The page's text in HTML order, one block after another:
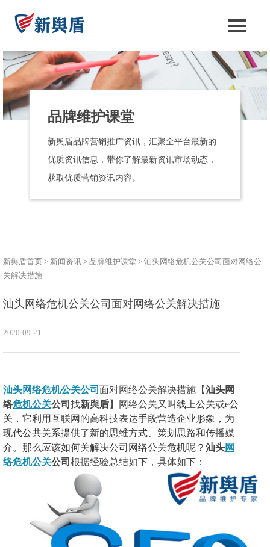
品牌维护课堂
新舆盾品牌营销推广资讯，汇聚全平台最新的
优质资讯信息，带你了解最新资讯市场动态，
获取优质营销资讯内容。
新舆盾首页 > 新闻资讯 > 品牌维护课堂 > 汕头网络危机公关公司面对网络公
关解决措施
汕头网络危机公关公司面对网络公关解决措施
2020-09-21
汕头网络危机公关公司 面对网络公关解决措施 【汕头网
络危机公关公司 找新舆盾】 网络公关又叫线上公关或e公
关，它利用互联网的高科技表达手段营造企业形象，为
现代公共关系提供了新的思维方式、策划思路和传播媒
介。 那么应该如何关解决公司 网络公关危机呢？ 汕头网
络危机公关公司 根据经验总结如下，具体如下：